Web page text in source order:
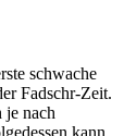
schwache
Fadschr-Zeit.
je nach
kann